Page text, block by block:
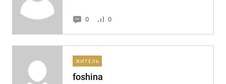
0 0
ЖИТЕЛЬ
foshina